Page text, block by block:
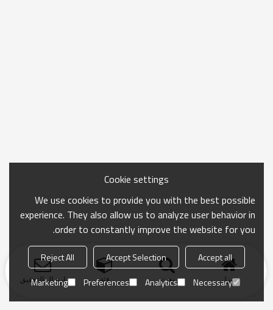
منزل بحث فئة ارسال التحقيق
Cookie settings
We use cookies to provide you with the best possible
experience. They also allow us to analyze user behavior in
order to constantly improve the website for you.
Accept all
Accept Selection
Reject All
Necessary
Analytics
Preferences
Marketing